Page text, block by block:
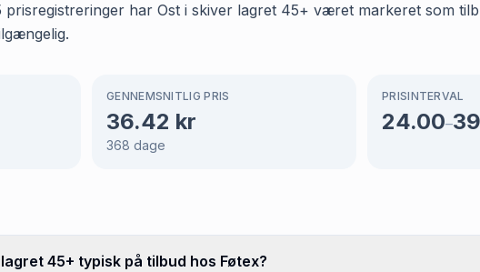
har Ost i skiver lagret 45+ været markeret som
GENNEMSNITLIG PRIS
36.42 kr
368 dage
PRISINTERVAL
24.00–
45+ typisk på tilbud hos Føtex?